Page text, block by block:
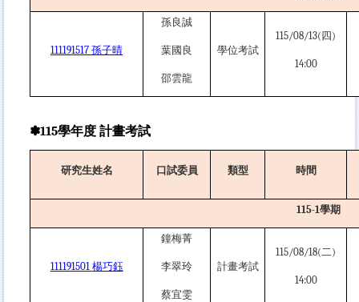
111191517 孫子晴
孫良誠
葉國良
邵雲龍
學位考試
115/08/13(四)
14:00
✽115學年度 計畫考試
研究生姓名 口試委員 類型 時間
115-1學期
111191501 楊巧鈺
鐘梅菁
李翠玲
蔡宜雯
計畫考試
115/08/18( 二 )
14:00